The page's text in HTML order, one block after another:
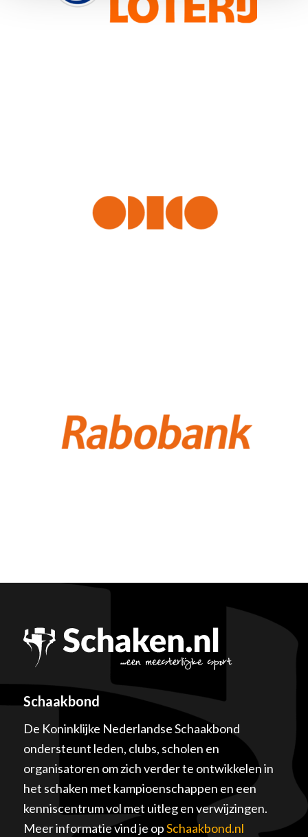
Schaakbond
De Koninklijke Nederlandse Schaakbond
ondersteunt leden, clubs, scholen en
organisatoren om zich verder te ontwikkelen in
het schaken met kampioenschappen en een
kenniscentrum vol met uitleg en verwijzingen.
Meer informatie vind je opSchaakbond.nl